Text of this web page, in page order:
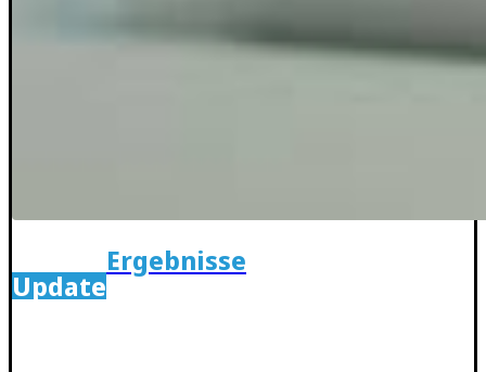
Update
Ergebnisse